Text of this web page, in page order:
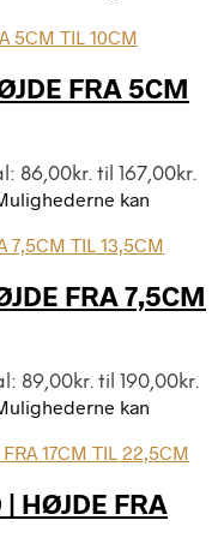
FRA 5CM
86,00kr. til 167,00kr.
kan
FRA 7,5CM
89,00kr. til 190,00kr.
kan
HØJDE FRA